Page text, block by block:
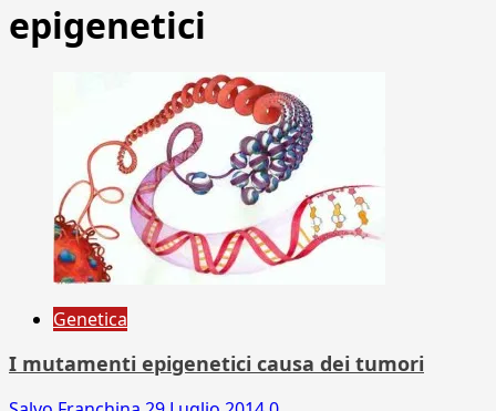
epigenetici
Genetica
I mutamenti epigenetici causa dei tumori